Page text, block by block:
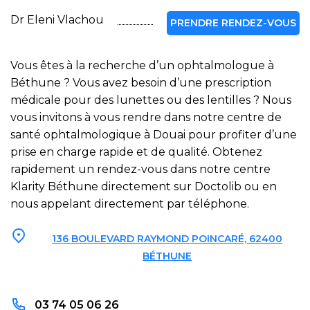
Dr Eleni Vlachou PRENDRE RENDEZ-VOUS
Vous êtes à la recherche d’un ophtalmologue à
Béthune ? Vous avez besoin d’une prescription
médicale pour des lunettes ou des lentilles ? Nous
vous invitons à vous rendre dans notre centre de
santé ophtalmologique à Douai pour profiter d’une
prise en charge rapide et de qualité. Obtenez
rapidement un rendez-vous dans notre centre
Klarity Béthune directement sur Doctolib ou en
nous appelant directement par téléphone.
136 BOULEVARD RAYMOND POINCARÉ, 62400
BÉTHUNE
03 74 05 06 26